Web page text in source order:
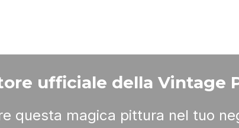
ufficiale della Vintage
questa magica pittura nel tuo